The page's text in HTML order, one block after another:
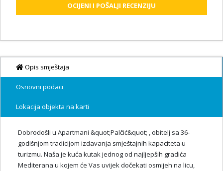
OCIJENI I POŠALJI RECENZIJU
Opis smještaja
Osnovni podaci
Lokacija objekta na karti
Dobrodošli u Apartmani &quot;Palčić&quot; , obitelj sa 36-
godišnjom tradicijom izdavanja smještajnih kapaciteta u
turizmu. Naša je kuća kutak jednog od najljepših gradića
Mediterana u kojem će Vas uvijek dočekati osmijeh na licu,